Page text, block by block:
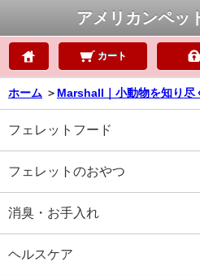
アメリカンペッ
カート
ホーム ＞ Marshall｜小動物を知り尽
フェレットフード
フェレットのおやつ
消臭・お手入れ
ヘルスケア